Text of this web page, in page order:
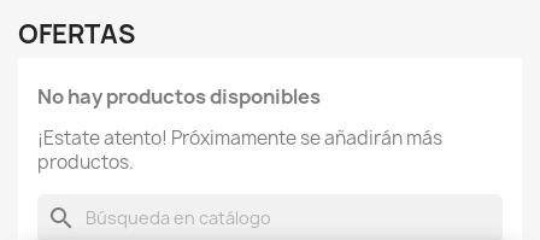
OFERTAS
No hay productos disponibles
¡Estate atento! Próximamente se añadirán más
productos.
search